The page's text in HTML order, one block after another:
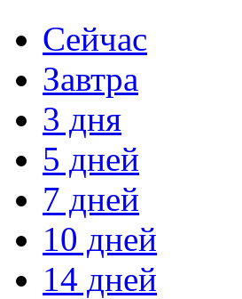
Сейчас
Завтра
3 дня
5 дней
7 дней
10 дней
14 дней